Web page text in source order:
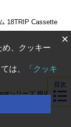
18TRIP Cassette
シリーズ 銀魂 坂
フィギュア
目次
×
、クッキー
は、
「クッキ